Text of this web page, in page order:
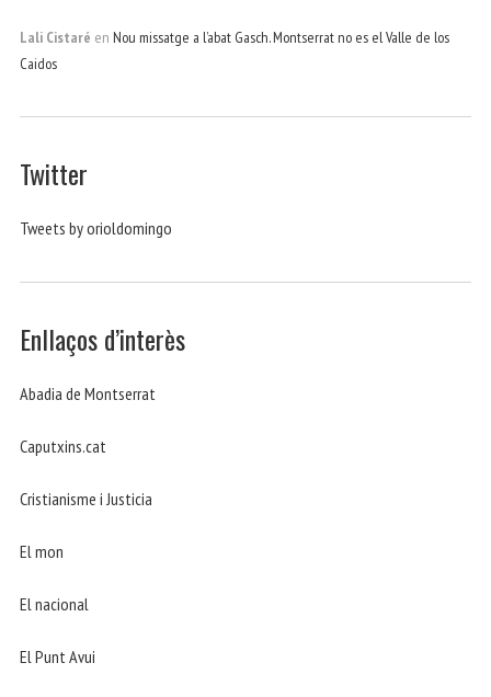
Lali Cistaré en Nou missatge a l’abat Gasch. Montserrat no es el Valle de los
Caidos
Twitter
Tweets by orioldomingo
Enllaços d’interès
Abadia de Montserrat
Caputxins.cat
Cristianisme i Justicia
El mon
El nacional
El Punt Avui